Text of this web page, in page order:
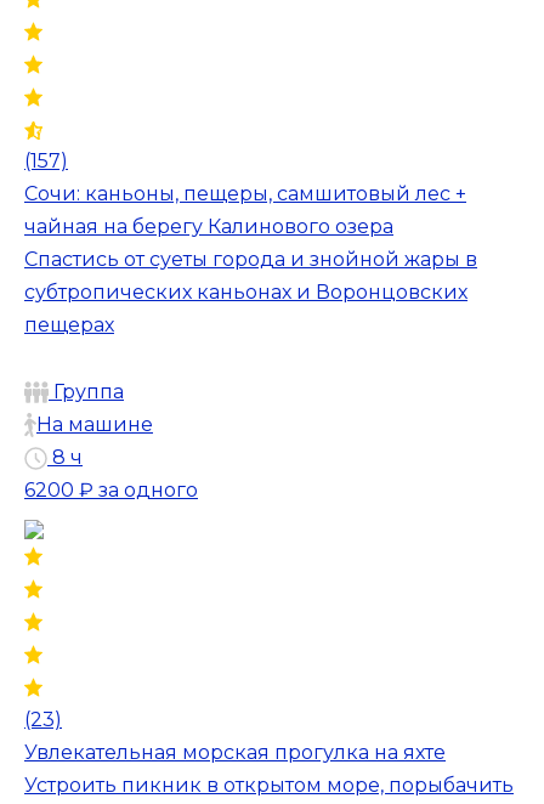
(157)
Сочи: каньоны, пещеры, самшитовый лес +
чайная на берегу Калинового озера
Спастись от суеты города и знойной жары в
субтропических каньонах и Воронцовских
пещерах
Группа
На машине
8 ч
6200 ₽ за одного
(23)
Увлекательная морская прогулка на яхте
Устроить пикник в открытом море, порыбачить